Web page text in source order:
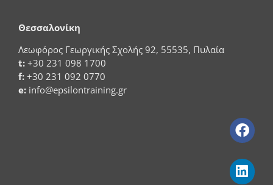
Θεσσαλονίκη
Λεωφόρος Γεωργικής Σχολής 92, 55535, Πυλαία
t: +30 231 098 1700
f: +30 231 092 0770
e: info@epsilontraining.gr